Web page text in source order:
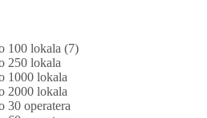
100 lokala (7)
250 lokala
1000 lokala
2000 lokala
30 operatera